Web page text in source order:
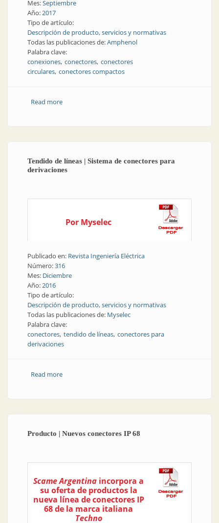
Mes:Septiembre
Año:2017
Tipo de artículo:
Descripción de producto, servicios y normativas
Todas las publicaciones de:Amphenol
Palabra clave:
conexiones conectores conectores
circulares conectores compactos
Read moreabout Conexiones | Conectores compactos, potentes
Tendido de líneas | Sistema de conectores para
derivaciones
Por Myselec
Publicado en: Revista Ingeniería Eléctrica
Número:316
Mes: Diciembre
Año:2016
Tipo de artículo:
Descripción de producto, servicios y normativas
Todas las publicaciones de: Myselec
Palabra clave:
conectores tendido de líneas conectores para
derivaciones
Read moreabout Tendido de líneas | Sistema de conectores para
Producto | Nuevos conectores IP 68
Scame Argentina incorpora a
su oferta de productos la
nueva línea de conectores IP
68 de la marca italiana
Techno